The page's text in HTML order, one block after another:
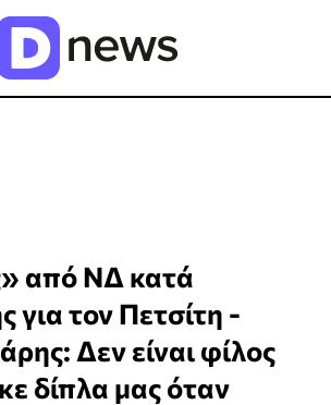
από ΝΔ κατά
για τον Πετσίτη -
Δεν είναι φίλος
δίπλα μας όταν